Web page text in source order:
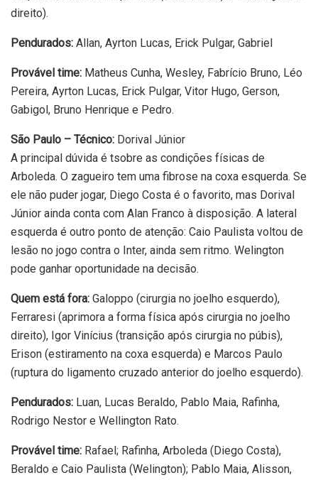
direito).
Pendurados: Allan, Ayrton Lucas, Erick Pulgar, Gabriel
Provável time: Matheus Cunha, Wesley, Fabrício Bruno, Léo
Pereira, Ayrton Lucas, Erick Pulgar, Vitor Hugo, Gerson,
Gabigol, Bruno Henrique e Pedro.
São Paulo – Técnico: Dorival Júnior
A principal dúvida é tsobre as condições físicas de
Arboleda. O zagueiro tem uma fibrose na coxa esquerda. Se
ele não puder jogar, Diego Costa é o favorito, mas Dorival
Júnior ainda conta com Alan Franco à disposição. A lateral
esquerda é outro ponto de atenção: Caio Paulista voltou de
lesão no jogo contra o Inter, ainda sem ritmo. Welington
pode ganhar oportunidade na decisão.
Quem está fora: Galoppo (cirurgia no joelho esquerdo),
Ferraresi (aprimora a forma física após cirurgia no joelho
direito), Igor Vinícius (transição após cirurgia no púbis),
Erison (estiramento na coxa esquerda) e Marcos Paulo
(ruptura do ligamento cruzado anterior do joelho esquerdo).
Pendurados: Luan, Lucas Beraldo, Pablo Maia, Rafinha,
Rodrigo Nestor e Wellington Rato.
Provável time: Rafael; Rafinha, Arboleda (Diego Costa),
Beraldo e Caio Paulista (Welington); Pablo Maia, Alisson,